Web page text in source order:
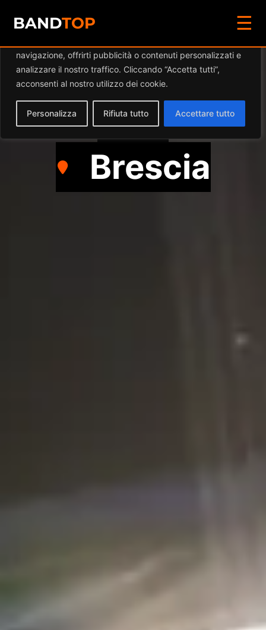
Diamo valore alla tua privacy
navigazione, offrirti pubblicità o contenuti personalizzati e
analizzare il nostro traffico. Cliccando “Accetta tutti”,
acconsenti al nostro utilizzo dei cookie.
Personalizza Rifiuta tutto Accettare tutto
BANDTOP ☰
CISCO BAND
Pop
Brescia